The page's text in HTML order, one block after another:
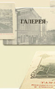
ГАЛЕРЕЯ